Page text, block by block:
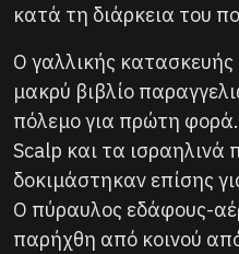
κατά τη διάρκεια του
Ο γαλλικής κατασκευής
μακρύ βιβλίο
πόλεμο για πρώτη φορά.
Scalp και τα ισραηλινά
δοκιμάστηκαν επίσης
Ο πύραυλος εδάφους-
παρήχθη από κοινού